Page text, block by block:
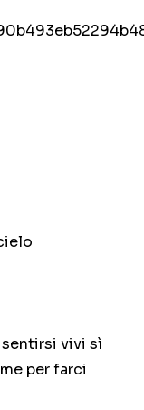
vivi sì
per farci